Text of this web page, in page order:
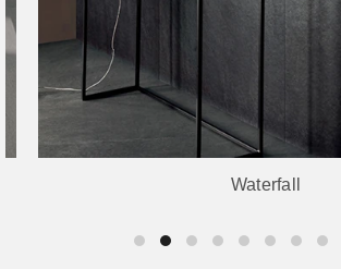
Waterfall